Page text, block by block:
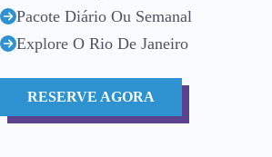
Pacote Diário Ou Semanal
Explore O Rio De Janeiro
RESERVE AGORA